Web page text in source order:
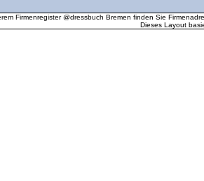
Firmenregister @dressbuch Bremen finden Sie
Dieses Layout